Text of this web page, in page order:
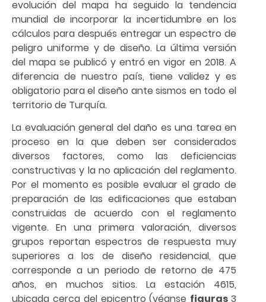
evolución del mapa ha seguido la tendencia
mundial de incorporar la incertidumbre en los
cálculos para después entregar un espectro de
peligro uniforme y de diseño. La última versión
del mapa se publicó y entró en vigor en 2018. A
diferencia de nuestro país, tiene validez y es
obligatorio para el diseño ante sismos en todo el
territorio de Turquía.
La evaluación general del daño es una tarea en
proceso en la que deben ser considerados
diversos factores, como las deficiencias
constructivas y la no aplicación del reglamento.
Por el momento es posible evaluar el grado de
preparación de las edificaciones que estaban
construidas de acuerdo con el reglamento
vigente. En una primera valoración, diversos
grupos reportan espectros de respuesta muy
superiores a los de diseño residencial, que
corresponde a un periodo de retorno de 475
años, en muchos sitios. La estación 4615,
ubicada cerca del epicentro (véanse figuras3